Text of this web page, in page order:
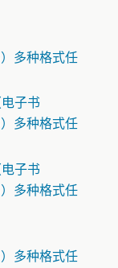
多种格式任
子书
多种格式任
子书
多种格式任
多种格式任